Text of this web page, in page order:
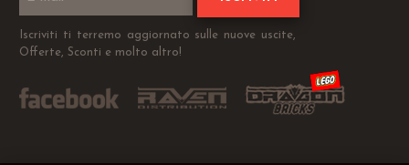
Iscriviti ti terremo aggiornato sulle nuove uscite,
Offerte, Sconti e molto altro!